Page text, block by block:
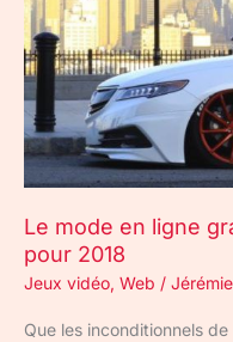
Le mode en ligne
pour 2018
Jeux vidéo, Web /
Que les inconditionnels
de
Need
For
Speed
pour
2018